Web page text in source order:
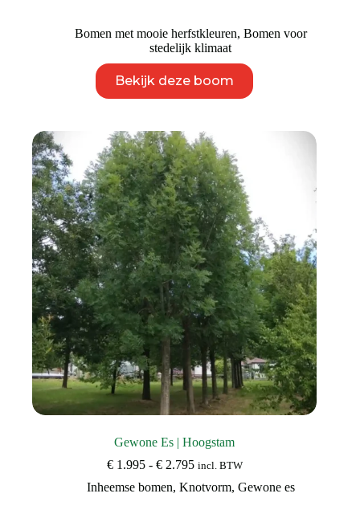
Bomen met mooie herfstkleuren, Bomen voor
stedelijk klimaat
Bekijk deze boom
product
heeft
Deze
optie
kan
gekozen
worden
op
de
productpagina
Gewone Es | Hoogstam
€1.995 - €2.795Prijsklasse:
tot
incl. BTW
Inheemse bomen, Knotvorm, Gewone es